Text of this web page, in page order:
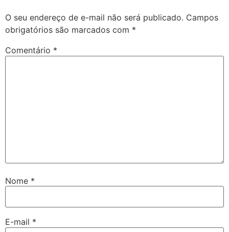
O seu endereço de e-mail não será publicado. Campos
obrigatórios são marcados com *
Comentário *
Nome *
E-mail *